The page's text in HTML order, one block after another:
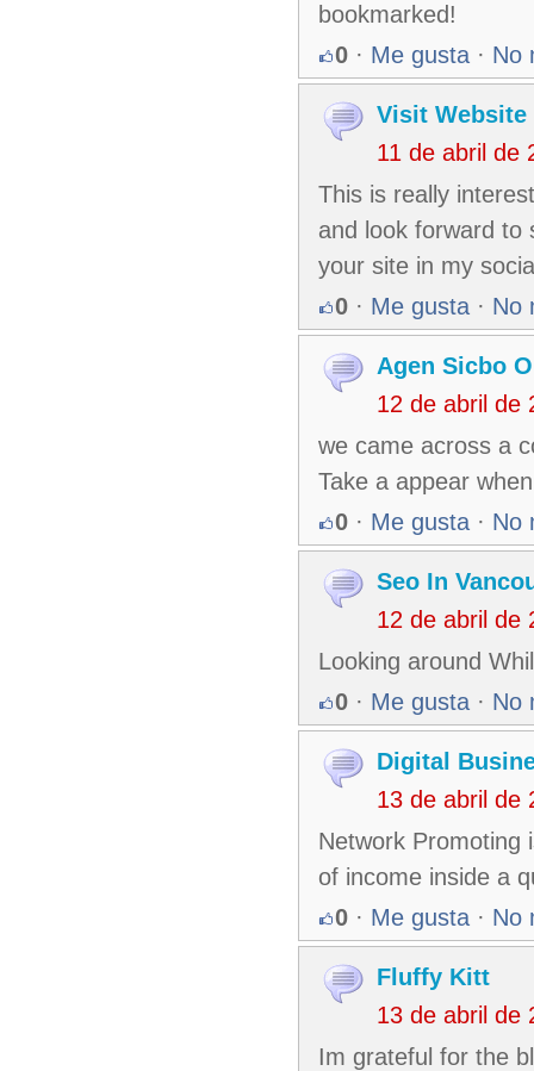
bookmarked!
0 · Me gusta · No
Visit Website
11 de abril de
This is really
and look forward to
your site in my
0 · Me gusta · No
Agen Sicbo
12 de abril de
we came across a
Take a appear
0 · Me gusta · No
Seo In
12 de abril de
Looking around
0 · Me gusta · No
Digital
13 de abril de
Network Promoting
of income inside a
0 · Me gusta · No
Fluffy Kitt
13 de abril de
Im grateful for the